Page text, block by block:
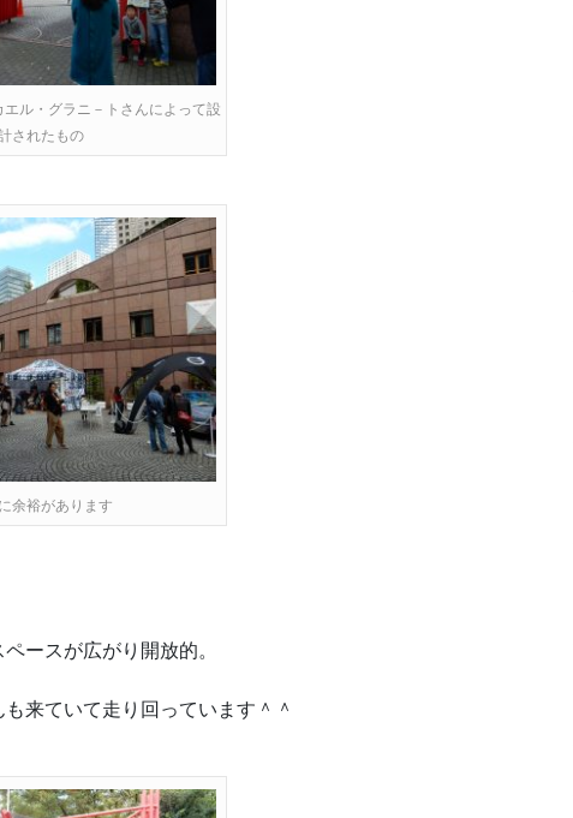
ル・グラニ－トさんによって設
されたもの
余裕があります
ースが広がり開放的。
来ていて走り回っています＾＾